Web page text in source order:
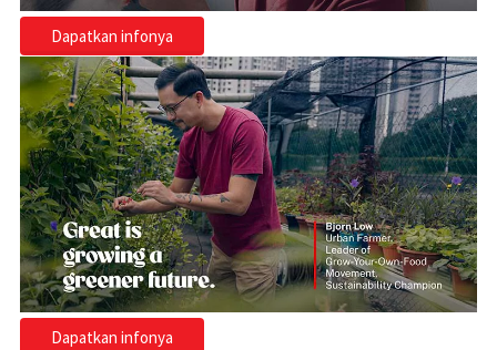
Dapatkan infonya
Dapatkan infonya